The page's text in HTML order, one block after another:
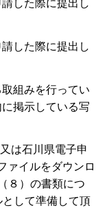
した際に提出し
した際に提出し
組みを行ってい
掲示している写
は石川県電子申
ァイルをダウンロ
８）の書類につ
して準備して頂